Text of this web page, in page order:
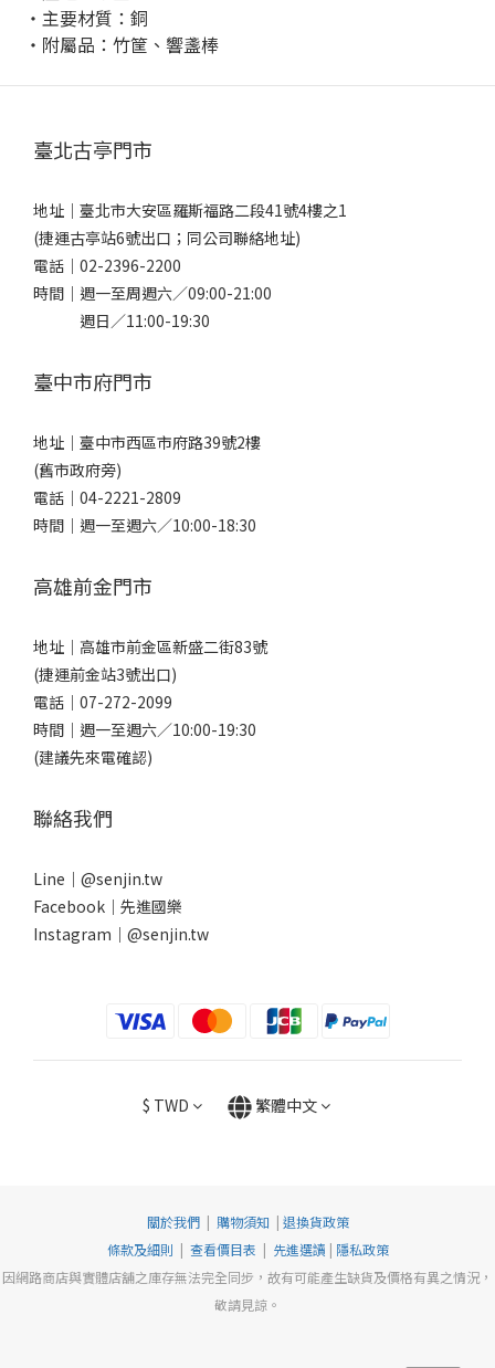
・主要材質：銅
・附屬品： 竹筐、響盞棒
臺北古亭門市
地址｜ 臺北市大安區羅斯福路二段41號4樓之1
(捷運古亭站6號出口；同公司聯絡地址)
電話｜ 02-2396-2200
時間｜週一至周週六／09:00-21:00
週日／11:00-19:30
臺中市府門市
地址｜ 臺中市西區市府路39號2樓
(舊市政府旁)
電話｜ 04-2221-2809
時間｜週一至週六／10:00-18:30
高雄前金門市
地址｜ 高雄市前金區新盛二街83號
(捷運前金站3號出口)
電話｜ 07-272-2099
時間｜週一至週六／10:00-19:30
(建議先來電確認)
聯絡我們
Line｜ @senjin.tw
Facebook｜ 先進國樂
Instagram｜ @senjin.tw
$ TWD 繁體中文
關於我們| 購物須知 | 退換貨政策
條款及細則 | 查看價目表 | 先進選讀 | 隱私政策
因網路商店與實體店舖之庫存無法完全同步，故有可能產生缺貨及價格有異之情況，
敬請見諒。